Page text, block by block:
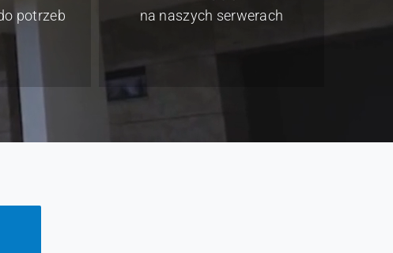
potrzeb
na naszych serwerach